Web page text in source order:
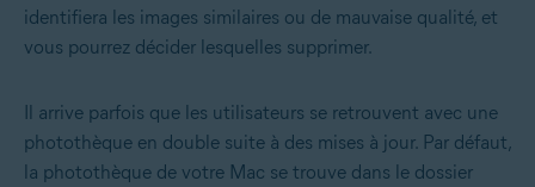
identifiera les images similaires ou de mauvaise qualité, et
vous pourrez décider lesquelles supprimer.
Il arrive parfois que les utilisateurs se retrouvent avec une
photothèque en double suite à des mises à jour. Par défaut,
la photothèque de votre Mac se trouve dans le dossier